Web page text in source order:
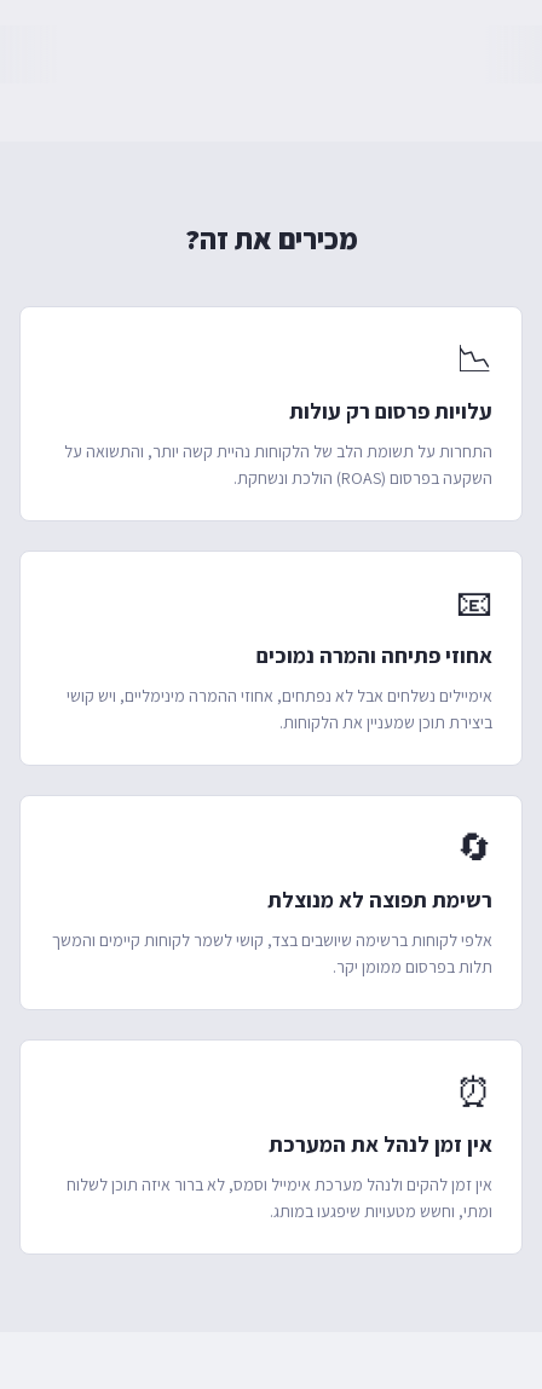
מכירים את זה?
📉
עלויות פרסום רק עולות
התחרות על תשומת הלב של הלקוחות נהיית קשה יותר, והתשואה על
השקעה בפרסום (ROAS) הולכת ונשחקת.
📧
אחוזי פתיחה והמרה נמוכים
אימיילים נשלחים אבל לא נפתחים, אחוזי ההמרה מינימליים, ויש קושי
ביצירת תוכן שמעניין את הלקוחות.
🔄
רשימת תפוצה לא מנוצלת
אלפי לקוחות ברשימה שיושבים בצד, קושי לשמר לקוחות קיימים והמשך
תלות בפרסום ממומן יקר.
⏰
אין זמן לנהל את המערכת
אין זמן להקים ולנהל מערכת אימייל וסמס, לא ברור איזה תוכן לשלוח
ומתי, וחשש מטעויות שיפגעו במותג.